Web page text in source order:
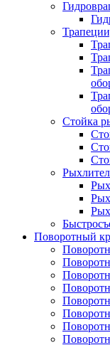
Стойка
Поворотный